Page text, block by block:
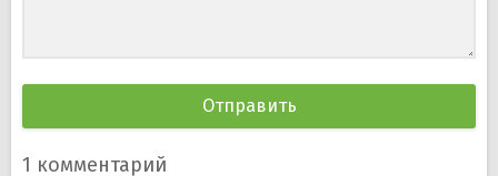
1 комментарий